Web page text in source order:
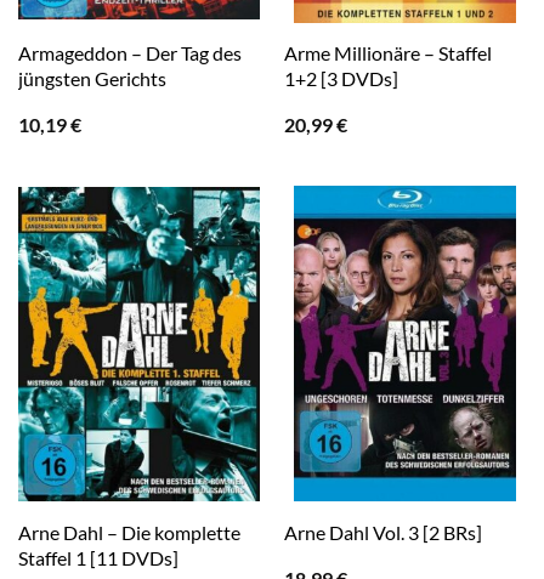
Armageddon – Der Tag des
jüngsten Gerichts
10,19€
Arme Millionäre – Staffel
1+2 [3 DVDs]
20,99€
Arne Dahl – Die komplette
Staffel 1 [11 DVDs]
Arne Dahl Vol. 3 [2 BRs]